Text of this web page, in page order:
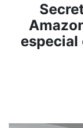
especial